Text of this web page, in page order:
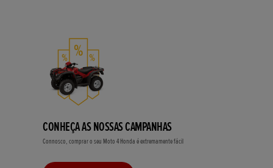
CONHEÇA AS NOSSAS CAMPANHAS
Connosco, comprar o seu Moto 4 Honda é extremamente fácil